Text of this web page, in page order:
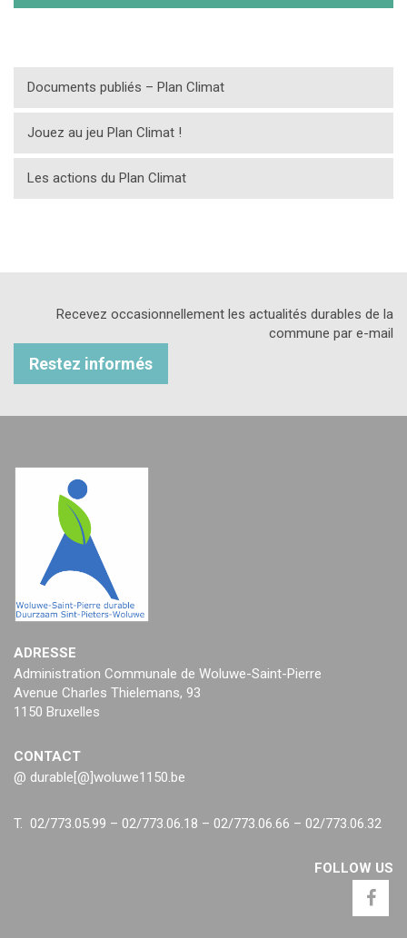
Documents publiés – Plan Climat
Jouez au jeu Plan Climat !
Les actions du Plan Climat
Recevez occasionnellement les actualités durables de la
commune par e-mail
Restez informés
ADRESSE
Administration Communale de Woluwe-Saint-Pierre
Avenue Charles Thielemans, 93
1150 Bruxelles
CONTACT
@ durable[@]woluwe1150.be
T. 02/773.05.99 – 02/773.06.18 – 02/773.06.66 – 02/773.06.32
FOLLOW US